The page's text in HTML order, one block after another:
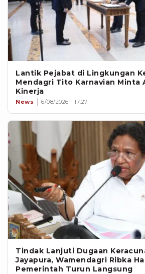
Lantik Pejabat di Lingkungan
Mendagri Tito Karnavian Minta
Kinerja
News 6/08/2026 - 17:27
Tindak Lanjuti Dugaan
Jayapura, Wamendagri Ribka
Pemerintah Turun Langsung